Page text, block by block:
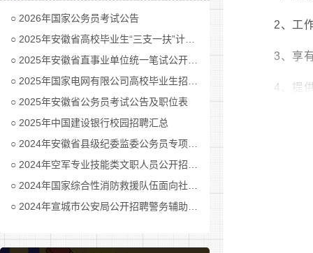
2026年国家公务员考试公告
2025年安徽省高校毕业生“三支一扶”计划招募公告
2025年安徽省直事业单位统一笔试公开招聘工作人员公告
2025年国家电网有限公司高校毕业生招聘公告(第二批)汇总
2025年安徽省公务员考试公告及职位表
2025年中国建设银行校园招聘汇总
2024年安徽省县级纪委监委公务员专项招考公告及职位表汇总
2024年空军专业技能类文职人员公开招考公告
2024年国家综合性消防救援队伍面向社会招录消防员公告
2024年宣城市公安局公开招聘警务辅助人员公告
2、工
3、享
4、提